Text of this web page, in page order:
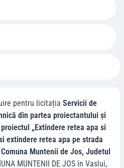
pentru licitația Servicii de
din partea proiectantului şi
„Extindere retea apa si
extindere retea apa pe strada
Muntenii de Jos, Judetul
MUNTENII DE JOSîn Vaslui,